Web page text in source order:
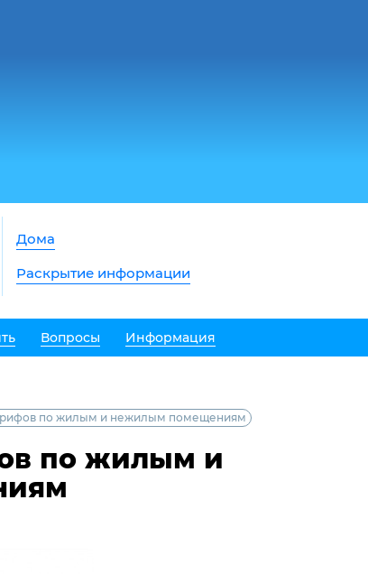
Дома
Раскрытие информации
Вопросы Информация
по жилым и нежилым помещениям
по жилым и